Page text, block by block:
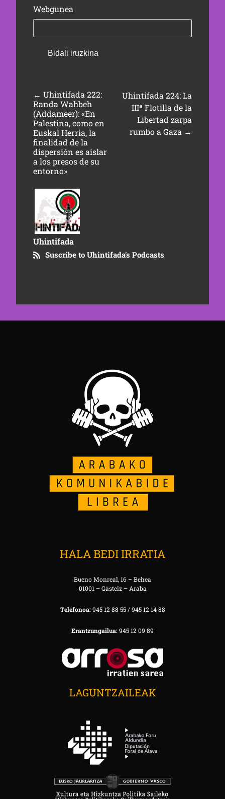
Webgunea
← Uhintifada 222:
Randa Wahbeh
(Addameer): «En
Palestina, como en
Euskal Herria, la
finalidad de la
dispersión es aislar
a los presos de su
entorno»
Uhintifada 224: La
IIIª Flotilla de la
Libertad zarpa
rumbo a Gaza →
Uhintifada
Suscribe to Uhintifada's Podcasts
HALA BEDI IRRATIA
Bueno Monreal, 16 – Behea
01001 – Gasteiz – Araba
Telefonoa:945 12 88 55 / 945 12 14 88
Erantzungailua:945 12 09 89
LAGUNTZAILEAK